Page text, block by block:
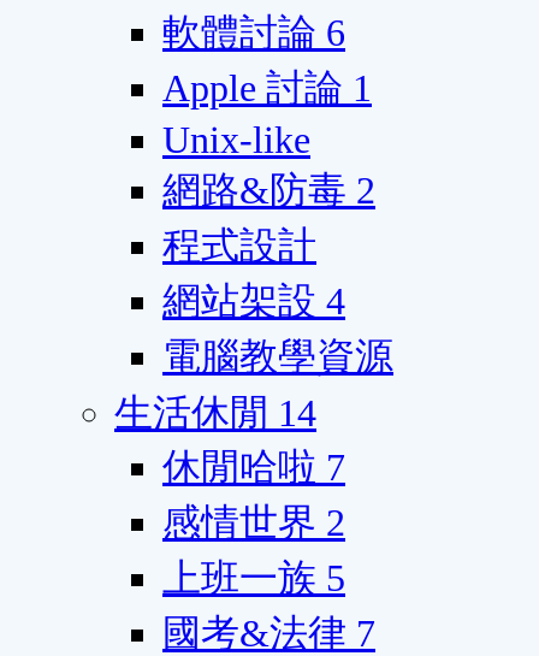
軟體討論 6
Apple 討論 1
Unix-like
網路&防毒 2
程式設計
網站架設 4
電腦教學資源
生活休閒 14
休閒哈啦 7
感情世界 2
上班一族 5
國考&法律 7